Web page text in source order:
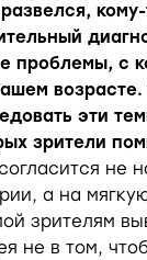
кому-
проблемы, с
возрасте.
эти
зрители
не
а на
зрителям
не в том,